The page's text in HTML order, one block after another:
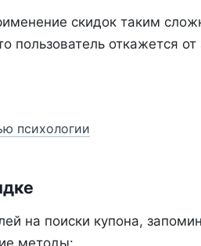
скидок таким
откажется от
психологии
на поиски купона,